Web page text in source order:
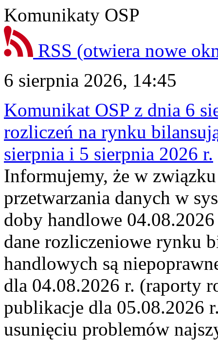
Komunikaty OSP
RSS (otwiera nowe
6 sierpnia 2026, 14:45
Komunikat OSP z dnia 6
rozliczeń na rynku
sierpnia i 5 sierpnia 2026 r.
Informujemy, że w
przetwarzania danych w
doby handlowe
dane rozliczeniowe rynku
handlowych są
dla 04.08.2026 r. (raporty
publikacje dla 05.08.2026
usunięciu problemów